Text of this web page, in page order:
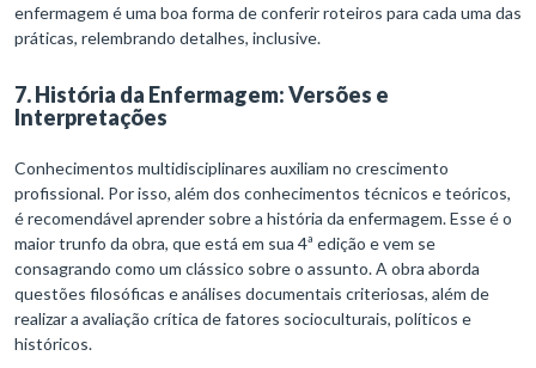
enfermagem é uma boa forma de conferir roteiros para cada uma das
práticas, relembrando detalhes, inclusive.
7. História da Enfermagem: Versões e
Interpretações
Conhecimentos multidisciplinares auxiliam no crescimento
profissional. Por isso, além dos conhecimentos técnicos e teóricos,
é recomendável aprender sobre a história da enfermagem. Esse é o
maior trunfo da obra, que está em sua 4ª edição e vem se
consagrando como um clássico sobre o assunto. A obra aborda
questões filosóficas e análises documentais criteriosas, além de
realizar a avaliação crítica de fatores socioculturais, políticos e
históricos.